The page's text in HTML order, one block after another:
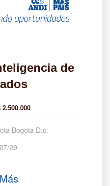
de
2.500.000
Bogota D.c.
29